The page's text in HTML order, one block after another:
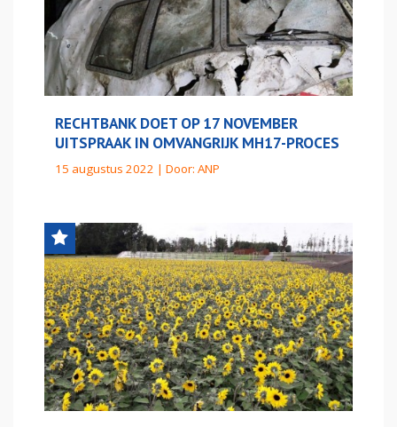
RECHTBANK DOET OP 17 NOVEMBER
UITSPRAAK IN OMVANGRIJK MH17-PROCES
15 augustus 2022 | Door: ANP